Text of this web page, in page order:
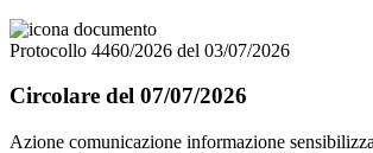
Protocollo 4460/2026 del 03/07/2026
Circolare del 07/07/2026
Azione comunicazione informazione